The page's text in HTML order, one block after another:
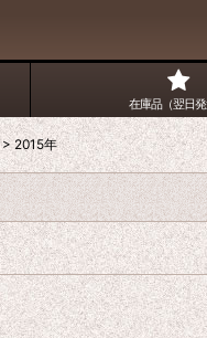
在庫品（翌日発
> 2015年